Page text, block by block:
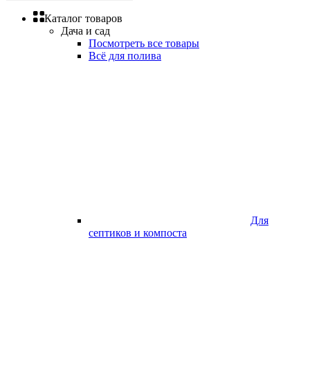
Каталог товаров
Дача и сад
Посмотреть все товары
Всё для полива
Для
септиков и компоста